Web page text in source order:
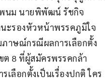
นม นายพิพัฒน์ รัชกิจ
นะรองหัวหน้าพรรคภูมิใจ
าษณ์กรณีผลการเลือกตั้ง
ต 8 ที่ผู้สมัครพรรคกล้า
เลือกตั้งเป็นเรื่องปกติ ใคร